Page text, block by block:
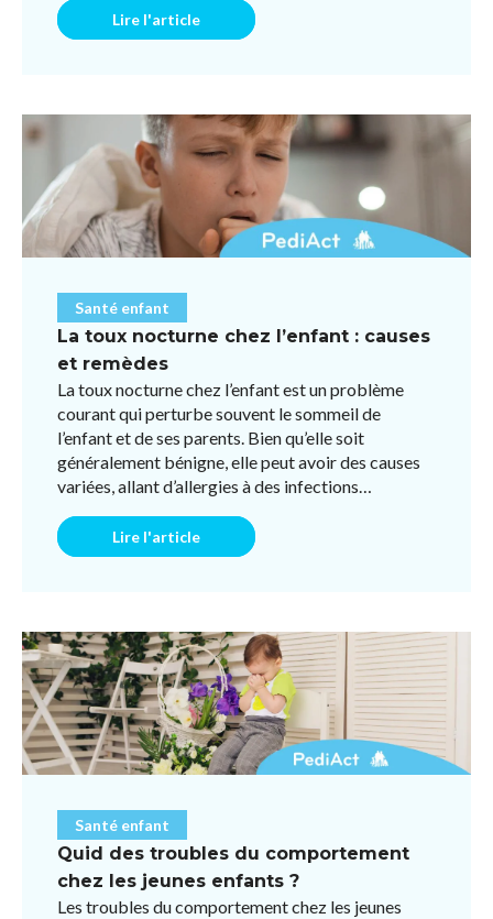
Lire l'article
Santé enfant
La toux nocturne chez l’enfant : causes
et remèdes
La toux nocturne chez l’enfant est un problème
courant qui perturbe souvent le sommeil de
l’enfant et de ses parents. Bien qu’elle soit
généralement bénigne, elle peut avoir des causes
variées, allant d’allergies à des infections
Lire l'article
Santé enfant
Quid des troubles du comportement
chez les jeunes enfants ?
Les troubles du comportement chez les jeunes